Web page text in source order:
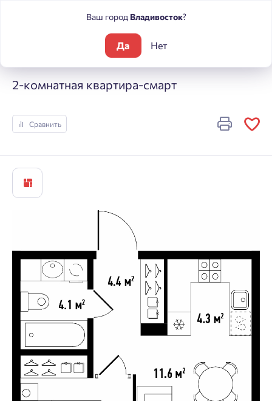
Речные кварталы
2-комнатная квартира-смарт
Сравнить
Ваш город Владивосток?
Да Нет